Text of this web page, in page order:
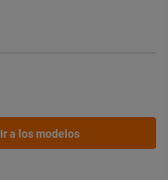
Ir a los modelos